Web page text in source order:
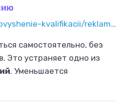
/povyshenie-kvalifikacii/reklama-i-marketing/sozdanie-infografiki-kartochek-tovara-dlya-marketpleysov-kak-viz
самостоятельно, без
Это устраняет одно из
. Уменьшается
поддержку. Клиенты